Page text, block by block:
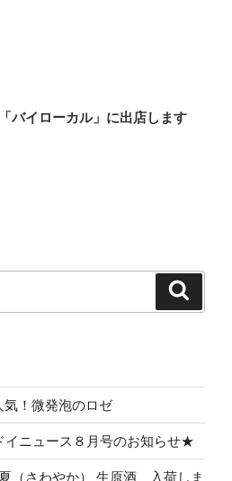
バイローカル」に出店します
！微発泡のロゼ
ニュース８月号のお知らせ★
（さわやか） 生原酒 入荷しま